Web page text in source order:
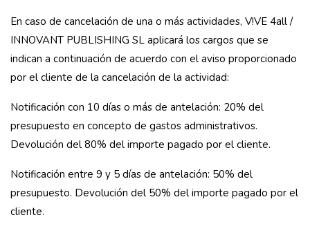
En caso de cancelación de una o más actividades, V!VE 4all /
INNOVANT PUBLISHING SL aplicará los cargos que se
indican a continuación de acuerdo con el aviso proporcionado
por el cliente de la cancelación de la actividad:
Notificación con 10 días o más de antelación: 20% del
presupuesto en concepto de gastos administrativos.
Devolución del 80% del importe pagado por el cliente.
Notificación entre 9 y 5 días de antelación: 50% del
presupuesto. Devolución del 50% del importe pagado por el
cliente.